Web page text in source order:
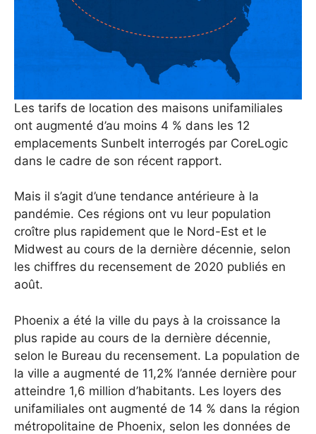
Les tarifs de location des maisons unifamiliales
ont augmenté d’au moins 4 % dans les 12
emplacements Sunbelt interrogés par CoreLogic
dans le cadre de son récent rapport.
Mais il s’agit d’une tendance antérieure à la
pandémie. Ces régions ont vu leur population
croître plus rapidement que le Nord-Est et le
Midwest au cours de la dernière décennie, selon
les chiffres du recensement de 2020 publiés en
août.
Phoenix a été la ville du pays à la croissance la
plus rapide au cours de la dernière décennie,
selon le Bureau du recensement. La population de
la ville a augmenté de 11,2% l’année dernière pour
atteindre 1,6 million d’habitants. Les loyers des
unifamiliales ont augmenté de 14 % dans la région
métropolitaine de Phoenix, selon les données de